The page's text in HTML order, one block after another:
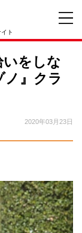
ト
いをしな
ノ』クラ
2020年03月23日